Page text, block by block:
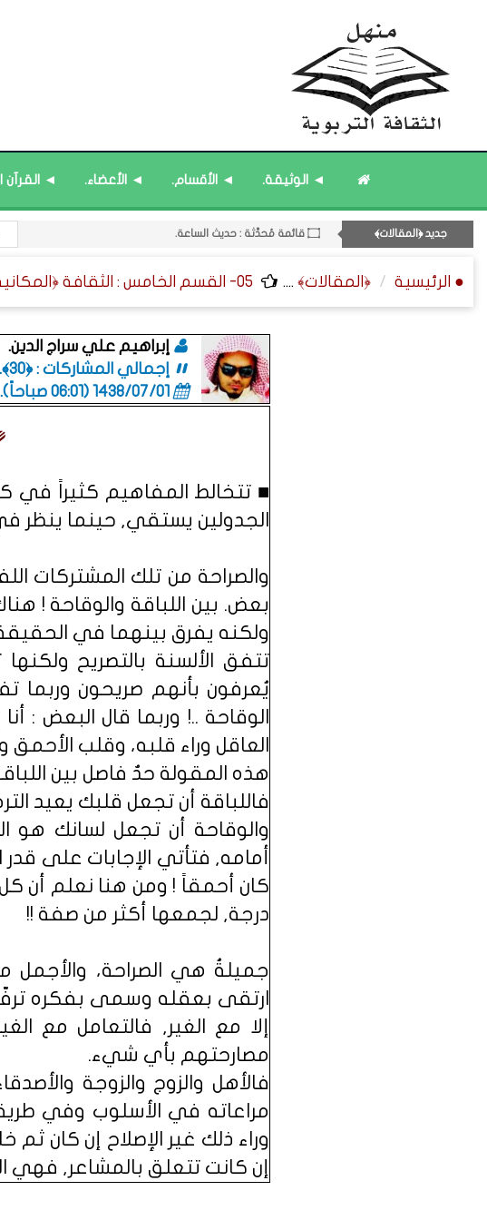
◄ الوثيقة. ◄ الأقسام. ◄ الأعضاء. ◄ القرآن
جديد ﴿المقالات﴾
11- القسم الحادي عشر : ﴿اللقاءات الشخصية - الثقافة المتسلسلة﴾.
۝ قائمة مُحدَّثة : حديث الساعة.
۝ قائمة مُثبتة : مشرف منهل الثقافة التربوية. ● الرئيسية ﴿المقالات﴾ .... 05- القسم الخامس : الثقافة ﴿المكانية - الصحية - الاقتصادية﴾.
إبراهيم علي سراج الدين.
إجمالي المشاركات : ﴿30﴾.
1438/07/01 (06:01 صباحاً)
.
■ تتخالط المفاهيم كثيراً في
الجدولين يستقي, حينما ينظر
والصراحة من تلك المشتركات
بعض. بين اللباقة والوقاحة !
ولكنه يفرق بينهما في
تتفق الألسنة بالتصريح
يُعرفون بأنهم صريحون وربما
الوقاحة ..! وربما قال البعض
العاقل وراء قلبه، وقلب الأحمق
هذه المقولة حدٌ فاصل بين
فاللباقة أن تجعل قلبك يعيد
والوقاحة أن تجعل لسانك هو
أمامه, فتأتي الإجابات على قدر
كان أحمقاً ! ومن هنا نعلم أن
درجة, لجمعها أكثر من صفة !!
جميلةُ هي الصراحة، والأجمل
ارتقى بعقله وسمى بفكره ترفّع
إلا مع الغير, فالتعامل مع
مصارحتهم بأي شيء.
فالأهل والزوج والزوجة
مراعاته في الأسلوب وفي
وراء ذلك غير الإصلاح إن كان
إن كانت تتعلق بالمشاعر, فهي